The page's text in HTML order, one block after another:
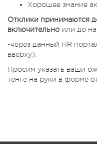
Хорошее знание
Отклики принимаются
включительно или до
-через данный HR
вверху).
Просим указать ваши
тенге на руки в форме